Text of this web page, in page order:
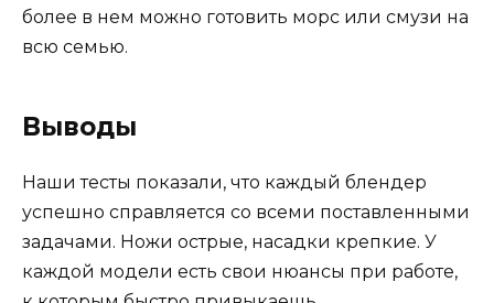
более в нем можно готовить морс или смузи на
всю семью.
Выводы
Наши тесты показали, что каждый блендер
успешно справляется со всеми поставленными
задачами. Ножи острые, насадки крепкие. У
каждой модели есть свои нюансы при работе,